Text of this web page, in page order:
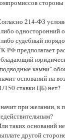
стороны
214-ФЗ
односторонний
судебный
РФ предполагает
камни"
оснований на
150 ставки ЦБ) нет?
при желании, в
таких оснований
другой